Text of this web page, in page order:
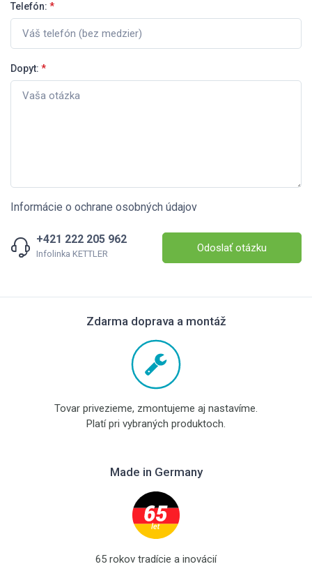
Telefón: *
Dopyt: *
Informácie o ochrane osobných údajov
+421 222 205 962
Infolinka KETTLER Odoslať otázku
Zdarma doprava a montáž
Tovar privezieme, zmontujeme aj nastavíme.
Platí pri vybraných produktoch.
Made in Germany
65 rokov tradície a inovácií